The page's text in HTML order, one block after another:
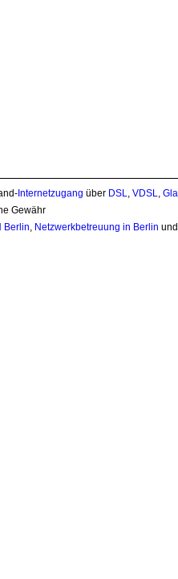
Internetzugang über DSL,VDSL,
Gewähr
Berlin, Netzwerkbetreuung in Berlin